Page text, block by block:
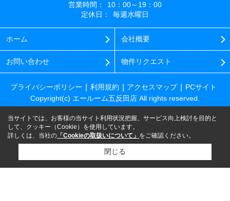
営業時間：
10：00～19：00
定休日：
毎週水曜日
ホーム 会社概要
お問い合わせ 物件リクエスト
プライバシーポリシー 利用規約 アクセスマップ
PCサイト
Copyright(c) エールーム五反田店 All rights reserved.
当サイトでは、お客様の当サイト利用状況把握、サービス向上検討を目的と
して、クッキー（Cookie）を使用しています。
詳しくは、当社の 「Cookieの取扱いについて」 をご確認ください。
閉じる